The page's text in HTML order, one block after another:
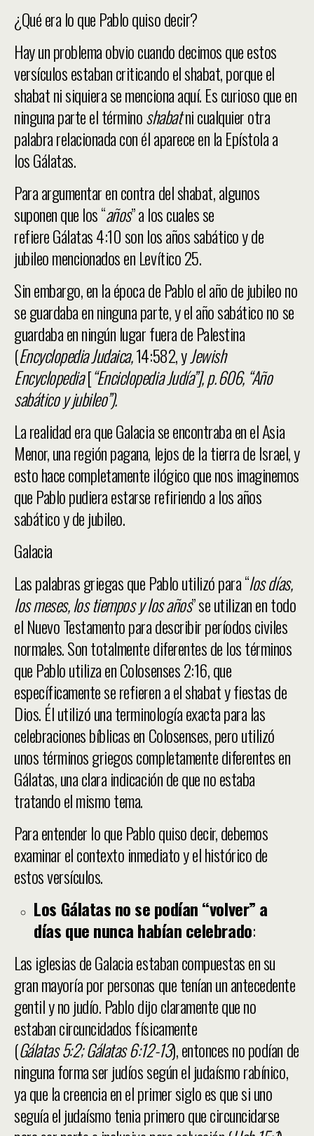
¿Qué era lo que Pablo quiso decir?
Hay un problema obvio cuando decimos que estos
versículos estaban criticando el shabat, porque el
shabat ni siquiera se menciona aquí. Es curioso que en
ninguna parte el términoshabatni cualquier otra
palabra relacionada con él aparece en la Epístola a
los Gálatas.
Para argumentar en contra del shabat, algunos
suponen que los “años” a los cuales se
refiere Gálatas 4:10 son los años sabático y de
jubileo mencionados en Levítico 25.
Sin embargo, en la época de Pablo el año de jubileo no
se guardaba en ninguna parte, y el año sabático no se
guardaba en ningún lugar fuera de Palestina
(Encyclopedia Judaica,14:582, yJewish
Encyclopedia[“Enciclopedia Judía”], p. 606, “Año
sabático y jubileo”).
La realidad era que Galacia se encontraba en el Asia
Menor, una región pagana, lejos de la tierra de Israel, y
esto hace completamente ilógico que nos imaginemos
que Pablo pudiera estarse refiriendo a los años
sabático y de jubileo.
Galacia
Las palabras griegas que Pablo utilizó para “los días,
los meses, los tiempos y los años” se utilizan en todo
el Nuevo Testamento para describir períodos civiles
normales. Son totalmente diferentes de los términos
que Pablo utiliza en Colosenses 2:16, que
específicamente se refieren a el shabat y fiestas de
Dios. Él utilizó una terminología exacta para las
celebraciones bíblicas en Colosenses, pero utilizó
unos términos griegos completamente diferentes en
Gálatas, una clara indicación de que no estaba
tratando el mismo tema.
Para entender lo que Pablo quiso decir, debemos
examinar el contexto inmediato y el histórico de
estos versículos.
Los Gálatas no se podían “volver” a
días que nunca habían celebrado:
Las iglesias de Galacia estaban compuestas en su
gran mayoría por personas que tenían un antecedente
gentil y no judío. Pablo dijo claramente que no
estaban circuncidados físicamente
(Gálatas 5:2; Gálatas 6:12-13), entonces no podían de
ninguna forma ser judíos según el judaísmo rabínico,
ya que la creencia en el primer siglo es que si uno
seguía el judaísmo tenia primero que circuncidarse